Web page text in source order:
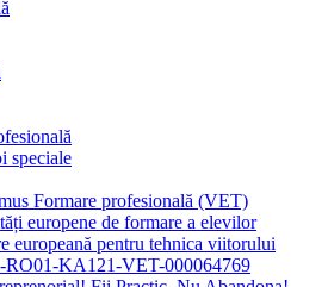
speciale
Formare profesională (VET)
europene de formare a elevilor
europeană pentru tehnica viitorului
RO01-KA121-VET-000064769